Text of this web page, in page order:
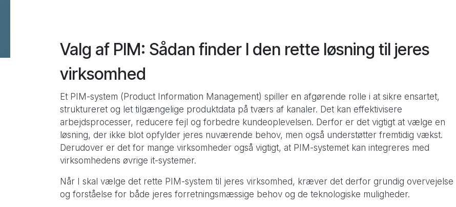
Flere services
Data Warehouse & BI
Design & kommunikation
SEO
B2B leadgenerering
Valg af PIM: Sådan finder I den rette løsning til jeres
virksomhed
Et PIM-system (Product Information Management) spiller en afgørende rolle i at sikre ensartet,
struktureret og let tilgængelige produktdata på tværs af kanaler. Det kan effektivisere
arbejdsprocesser, reducere fejl og forbedre kundeoplevelsen. Derfor er det vigtigt at vælge en
løsning, der ikke blot opfylder jeres nuværende behov, men også understøtter fremtidig vækst.
Derudover er det for mange virksomheder også vigtigt, at PIM-systemet kan integreres med
virksomhedens øvrige it-systemer.
Når I skal vælge det rette PIM-system til jeres virksomhed, kræver det derfor grundig overvejelse
og forståelse for både jeres forretningsmæssige behov og de teknologiske muligheder.